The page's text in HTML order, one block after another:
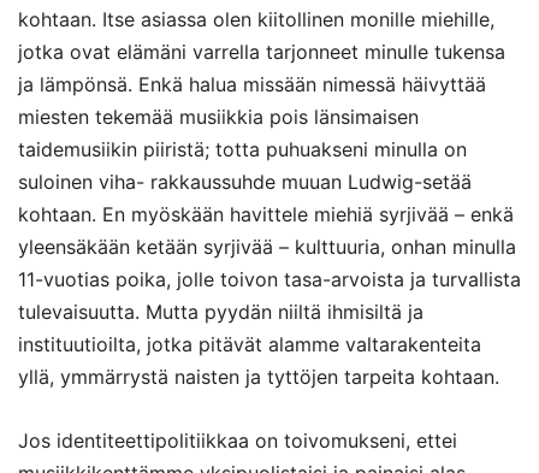
kohtaan. Itse asiassa olen kiitollinen monille miehille,
jotka ovat elämäni varrella tarjonneet minulle tukensa
ja lämpönsä. Enkä halua missään nimessä häivyttää
miesten tekemää musiikkia pois länsimaisen
taidemusiikin piiristä; totta puhuakseni minulla on
suloinen viha- rakkaussuhde muuan Ludwig-setää
kohtaan. En myöskään havittele miehiä syrjivää – enkä
yleensäkään ketään syrjivää – kulttuuria, onhan minulla
11-vuotias poika, jolle toivon tasa-arvoista ja turvallista
tulevaisuutta. Mutta pyydän niiltä ihmisiltä ja
instituutioilta, jotka pitävät alamme valtarakenteita
yllä, ymmärrystä naisten ja tyttöjen tarpeita kohtaan.
Jos identiteettipolitiikkaa on toivomukseni, ettei